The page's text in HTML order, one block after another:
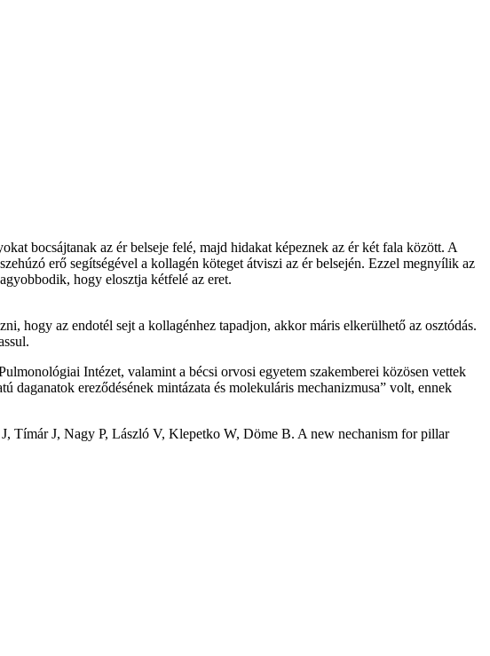
bocsájtanak az ér belseje felé, majd hidakat képeznek az ér két fala között. A
erő segítségével a kollagén köteget átviszi az ér belsején. Ezzel megnyílik az
hogy elosztja kétfelé az eret.
hogy az endotél sejt a kollagénhez tapadjon, akkor máris elkerülhető az osztódás.
Intézet, valamint a bécsi orvosi egyetem szakemberei közösen vettek
ereződésének mintázata és molekuláris mechanizmusa” volt, ennek
Tímár J, Nagy P, László V, Klepetko W, Döme B. A new nechanism for pillar